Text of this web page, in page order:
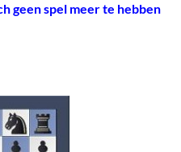
geen spel meer te hebben